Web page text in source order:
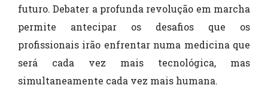
futuro. Debater a profunda revolução em marcha
permite antecipar os desafios que os
profissionais irão enfrentar numa medicina que
será cada vez mais tecnológica, mas
simultaneamente cada vez mais humana.